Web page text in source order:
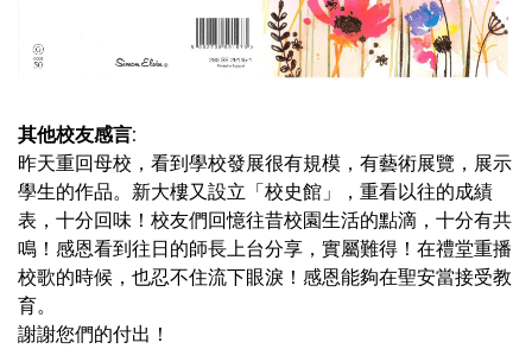
其他校友感言:
昨天重回母校，看到學校發展很有規模，有藝術展覽，展示
學生的作品。新大樓又設立「校史館」，重看以往的成績
表，十分回味！校友們回憶往昔校園生活的點滴，十分有共
鳴！感恩看到往日的師長上台分享，實屬難得！在禮堂重播
校歌的時候，也忍不住流下眼淚！感恩能夠在聖安當接受教
育。
謝謝您們的付出！